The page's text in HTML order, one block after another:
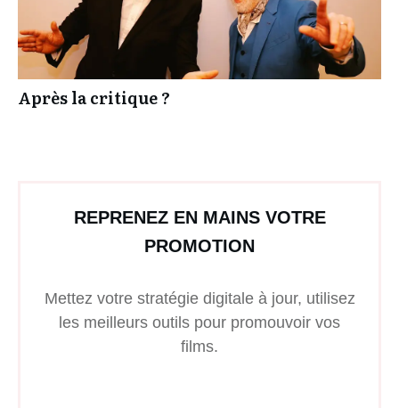
Après la critique ?
REPRENEZ EN MAINS VOTRE
PROMOTION
Mettez votre stratégie digitale à jour, utilisez
les meilleurs outils pour promouvoir vos
films.